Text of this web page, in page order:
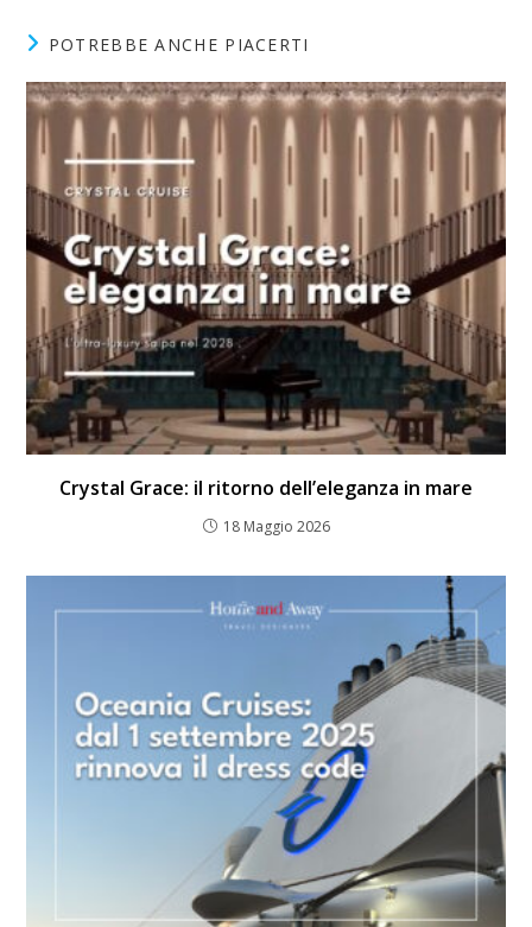
POTREBBE ANCHE PIACERTI
Crystal Grace: il ritorno dell’eleganza in mare
18 Maggio 2026